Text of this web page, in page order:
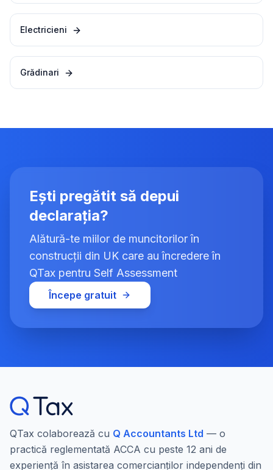
Electricieni
Grădinari
Ești pregătit să depui
declarația?
Alătură-te miilor de muncitorilor în
construcții din UK care au încredere în
QTax pentru Self Assessment
Începe gratuit
QTax colaborează cu Q Accountants Ltd — o
practică reglementată ACCA cu peste 12 ani de
experiență în asistarea comercianților independenți din